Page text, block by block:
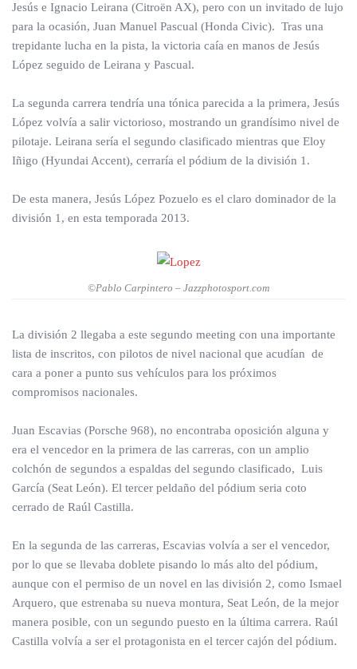
Jesús e Ignacio Leirana (Citroën AX), pero con un invitado de lujo
para la ocasión, Juan Manuel Pascual (Honda Civic). Tras una
trepidante lucha en la pista, la victoria caía en manos de Jesús
López seguido de Leirana y Pascual.
La segunda carrera tendría una tónica parecida a la primera, Jesús
López volvía a salir victorioso, mostrando un grandísimo nivel de
pilotaje. Leirana sería el segundo clasificado mientras que Eloy
Iñigo (Hyundai Accent), cerraría el pódium de la división 1.
De esta manera, Jesús López Pozuelo es el claro dominador de la
división 1, en esta temporada 2013.
©Pablo Carpintero – Jazzphotosport.com
La división 2 llegaba a este segundo meeting con una importante
lista de inscritos, con pilotos de nivel nacional que acudían de
cara a poner a punto sus vehículos para los próximos
compromisos nacionales.
Juan Escavias (Porsche 968), no encontraba oposición alguna y
era el vencedor en la primera de las carreras, con un amplio
colchón de segundos a espaldas del segundo clasificado, Luis
García (Seat León). El tercer peldaño del pódium seria coto
cerrado de Raúl Castilla.
En la segunda de las carreras, Escavias volvía a ser el vencedor,
por lo que se llevaba doblete pisando lo más alto del pódium,
aunque con el permiso de un novel en las división 2, como Ismael
Arquero, que estrenaba su nueva montura, Seat León, de la mejor
manera posible, con un segundo puesto en la última carrera. Raúl
Castilla volvía a ser el protagonista en el tercer cajón del pódium.